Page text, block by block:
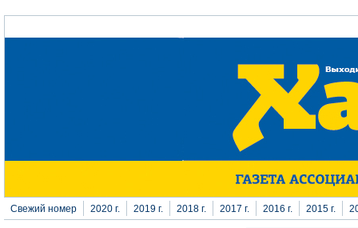
Перейти к основному содержанию
Свежий номер 2020 г. 2019 г. 2018 г. 2017 г. 2016 г. 2015 г.